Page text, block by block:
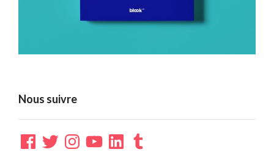
Nous suivre
Facebook
TwitterInstagramYouTubeLinkedInTumblr